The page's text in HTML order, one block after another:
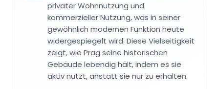
privater Wohnnutzung und
kommerzieller Nutzung, was in seiner
gewöhnlich modernen Funktion heute
widergespiegelt wird. Diese Vielseitigkeit
zeigt, wie Prag seine historischen
Gebäude lebendig hält, indem es sie
aktiv nutzt, anstatt sie nur zu erhalten.